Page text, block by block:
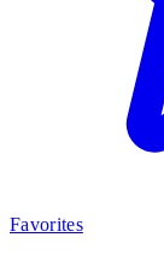
Favorites